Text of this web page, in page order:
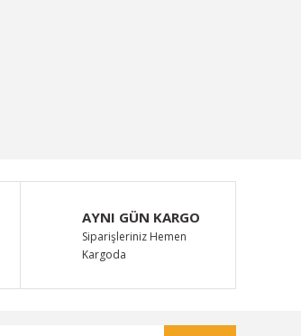
AYNI GÜN KARGO
Siparişleriniz Hemen
Kargoda